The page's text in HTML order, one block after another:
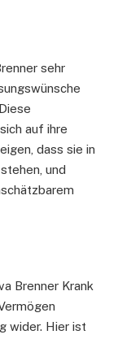
sehr
auf ihre
dass sie in
und
Brenner Krank
wider. Hier ist